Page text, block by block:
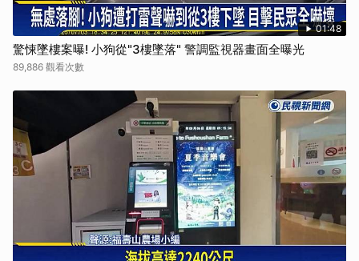
01:48
驚悚墜樓案曝! 小狗從"3樓墜落" 警調監視器畫面全曝光
89,886 觀看次數